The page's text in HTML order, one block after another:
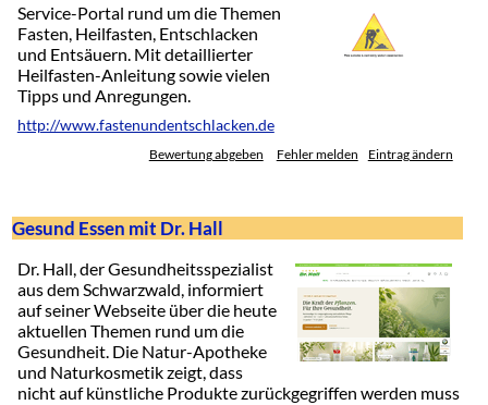
Service-Portal rund um die Themen
Fasten, Heilfasten, Entschlacken
und Entsäuern. Mit detaillierter
Heilfasten-Anleitung sowie vielen
Tipps und Anregungen.
http://www.fastenundentschlacken.de
Bewertung abgeben Fehler melden Eintrag ändern
Gesund Essen mit Dr. Hall
Dr. Hall, der Gesundheitsspezialist
aus dem Schwarzwald, informiert
auf seiner Webseite über die heute
aktuellen Themen rund um die
Gesundheit. Die Natur-Apotheke
und Naturkosmetik zeigt, dass
nicht auf künstliche Produkte zurückgegriffen werden muss